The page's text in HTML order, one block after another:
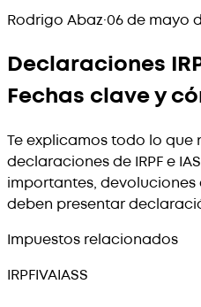
Rodrigo Abaz·06 de mayo
Declaraciones
Fechas clave y
Te explicamos todo lo que
declaraciones de IRPF e
importantes,
deben presentar
Impuestos relacionados
IRPFIVAIASS